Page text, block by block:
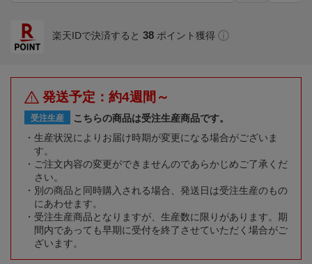
楽天IDで決済すると 38 ポイント獲得
発送予定：約4週間～
受注生産
こちらの商品は受注生産商品です。
生産状況によりお届け時期が変更になる場合がございま
す。
ご注文内容の変更ができませんのであらかじめご了承くだ
さい。
別の商品と同時購入される場合、発送日は受注生産のもの
にあわせます。
受注生産商品となりますが、生産数に限りがあります。期
間内であっても早期に受付を終了させていただく場合がご
ざいます。